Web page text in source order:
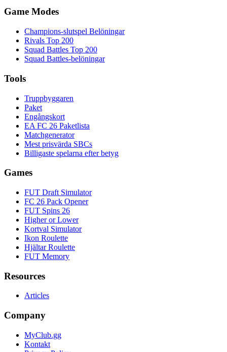
Game Modes
Champions-slutspel Belöningar
Rivals Top 200
Squad Battles Top 200
Squad Battles-belöningar
Tools
Truppbyggaren
Paket
Engångskort
EA FC 26 Paketlista
Matchgenerator
Mest prisvärda SBCs
Billigaste spelarna efter betyg
Games
FUT Draft Simulator
FC 26 Pack Opener
FUT Spins 26
Higher or Lower
Kortval Simulator
Ikon Roulette
Hjältar Roulette
FUT Memory
Resources
Articles
Company
MyClub.gg
Kontakt